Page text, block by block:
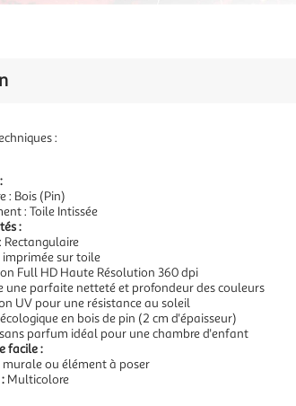
:
: Bois (Pin)
: Toile Intissée
:
Rectangulaire
imprimée sur toile
Full HD Haute Résolution 360 dpi
une parfaite netteté et profondeur des couleurs
UV pour une résistance au soleil
en bois de pin (2 cm d'épaisseur)
parfum idéal pour une chambre d'enfant
facile :
murale ou élément à poser
Multicolore